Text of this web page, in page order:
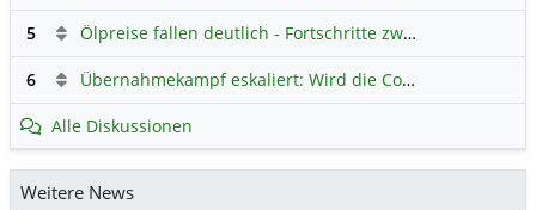
5 Ölpreise fallen deutlich - Fortschritte zwischen USA und Iran belasten
6 Übernahmekampf eskaliert: Wird die Commerzbank italienisch?
Alle Diskussionen
Weitere News